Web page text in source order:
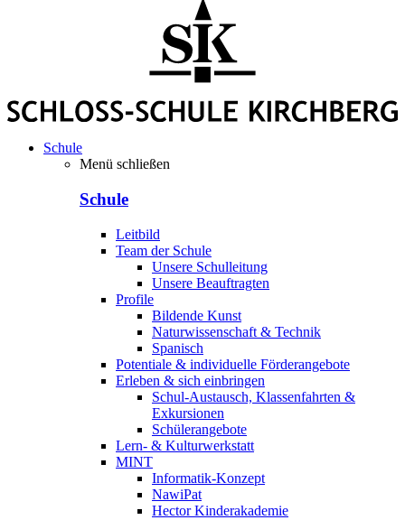
Schule
Menü schließen
Schule
Leitbild
Team der Schule
Unsere Schulleitung
Unsere Beauftragten
Profile
Bildende Kunst
Naturwissenschaft & Technik
Spanisch
Potentiale & individuelle Förderangebote
Erleben & sich einbringen
Schul-Austausch, Klassenfahrten &
Exkursionen
Schülerangebote
Lern- & Kulturwerkstatt
MINT
Informatik-Konzept
NawiPat
Hector Kinderakademie